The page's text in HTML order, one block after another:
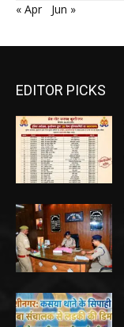
« Apr
Jun »
EDITOR PICKS